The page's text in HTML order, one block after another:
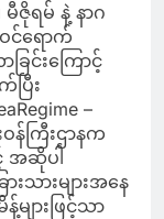
ဇိုရမ် နဲ့ နာဂ
ဝင်ရောက်
ခြင်းကြောင့်
ြီး
–
န်ကြီးဌာနက
အဆိုပါ
သားများအနေ
ျားဖြင့်သာ